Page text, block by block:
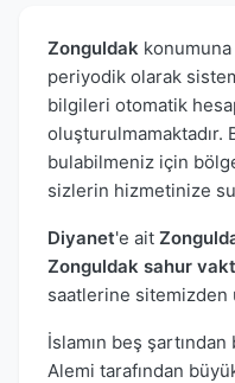
Zonguldak
periyodik olarak
bilgileri otomatik
oluşturulmamaktadır.
bulabilmeniz için
sizlerin hizmetinize
Diyanet'e ait
Zonguldak sahur
saatlerine sitemizden
İslamın beş
Alemi tarafından